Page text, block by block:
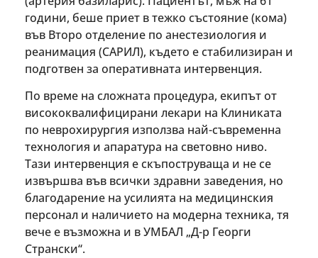
години, беше приет в тежко състояние (кома)
във Второ отделение по анестезиология и
реанимация (САРИЛ), където е стабилизиран и
подготвен за оперативната интервенция.
По време на сложната процедура, екипът от
висококвалифицирани лекари на Клиниката
по неврохирургия използва най-съвременна
технология и апаратура на световно ниво.
Тази интервенция е скъпоструваща и не се
извършва във всички здравни заведения, но
благодарение на усилията на медицинския
персонал и наличието на модерна техника, тя
вече е възможна и в УМБАЛ „Д-р Георги
Странски“.